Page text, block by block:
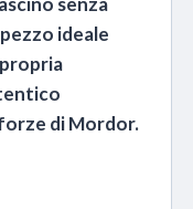
ideale
di Mordor.